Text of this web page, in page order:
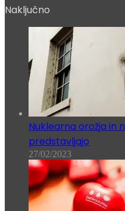
Naključno
Nuklearna orožja in
predstavljajo
27/02/2023